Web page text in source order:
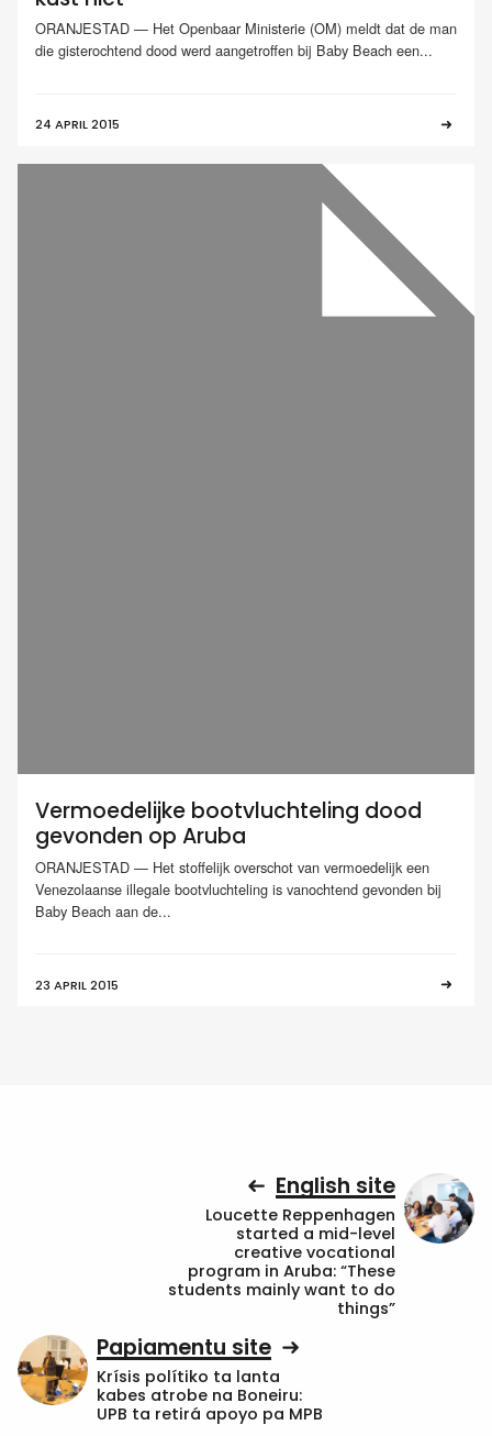
ORANJESTAD — Het Openbaar Ministerie (OM) meldt dat de man
die gisterochtend dood werd aangetroffen bij Baby Beach een...
24 APRIL 2015
Vermoedelijke bootvluchteling dood
gevonden op Aruba
ORANJESTAD — Het stoffelijk overschot van vermoedelijk een
Venezolaanse illegale bootvluchteling is vanochtend gevonden bij
Baby Beach aan de...
23 APRIL 2015
English site
Loucette Reppenhagen
started a mid-level
creative vocational
program in Aruba: “These
students mainly want to do
things”
Papiamentu site
Krísis polítiko ta lanta
kabes atrobe na Boneiru:
UPB ta retirá apoyo pa MPB